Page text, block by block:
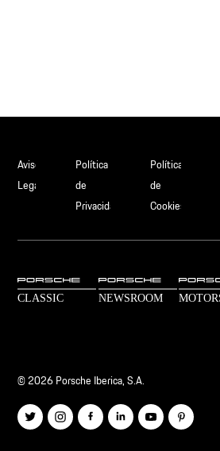
Aviso
Legal
Política
de
Privacidad
Política
de
Cookies
© 2026 Porsche Iberica, S.A.